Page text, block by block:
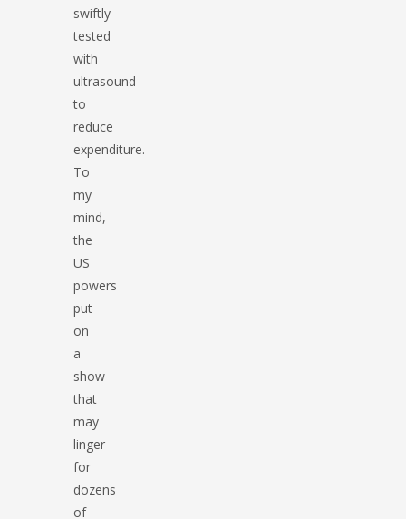
swiftly
tested
with
ultrasound
to
reduce
expenditure.
To
my
mind,
the
US
powers
put
on
a
show
that
may
linger
for
dozens
of